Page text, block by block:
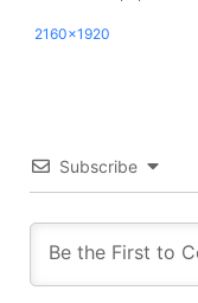
2160x1920
Subscribe